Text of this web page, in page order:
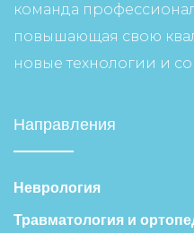
команда
повышающая свою
новые технологии и
Направления
Неврология
Травматология и